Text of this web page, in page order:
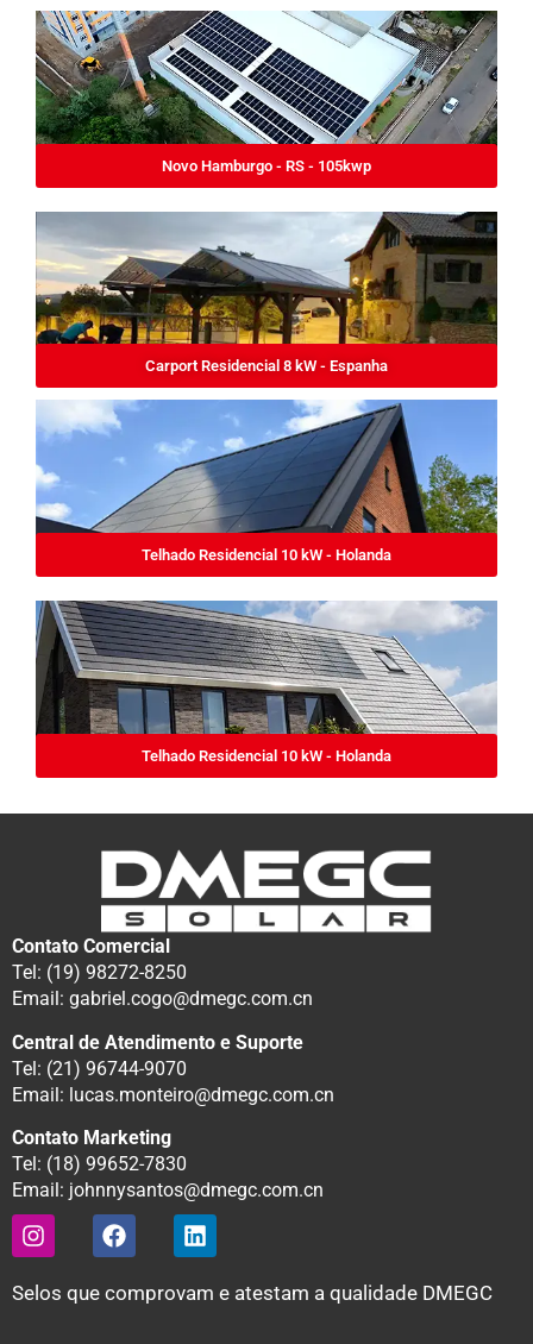
Novo Hamburgo - RS - 105kwp
Carport Residencial 8 kW - Espanha
Telhado Residencial 10 kW - Holanda
Telhado Residencial 10 kW - Holanda
Contato Comercial
Tel: (19) 98272-8250
Email: gabriel.cogo@dmegc.com.cn
Central de Atendimento e Suporte
Tel: (21) 96744-9070
Email: lucas.monteiro@dmegc.com.cn
Contato Marketing
Tel: (18) 99652-7830
Email: johnnysantos@dmegc.com.cn
Selos que comprovam e atestam a qualidade DMEGC